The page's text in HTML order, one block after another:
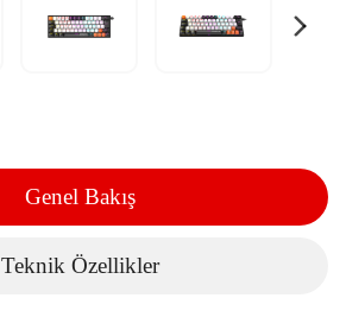
Genel Bakış
Teknik Özellikler